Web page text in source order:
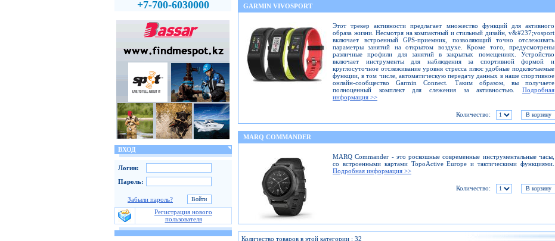
+7-700-6030000
ВХОД
Логин:
Пароль:
Забыли пароль?
Регистрация нового
пользователя
GARMIN VIVOSPORT
Этот трекер активности предлагает множество функций для активного
образа жизни. Несмотря на компактный и стильный дизайн, v&#237;vosport
включает встроенный GPS-приемник, позволяющий точно отслеживать
параметры занятий на открытом воздухе. Кроме того, предусмотрены
различные профили для занятий в закрытых помещениях. Устройство
включает инструменты для наблюдения за спортивной формой и
круглосуточное отслеживание уровня стресса плюс удобные подключаемые
функции, в том числе, автоматическую передачу данных в наше спортивное
онлайн-сообщество Garmin Connect. Таким образом, вы получаете
полноценный комплект для слежения за активностью. Подробная
информация >>
Количество:
MARQ COMMANDER
MARQ Commander - это роскошные современные инструментальные часы,
со встроенными картами TopoActive Europe и тактическими функциями.
Подробная информация >>
Количество:
Количество товаров в этой категории : 32